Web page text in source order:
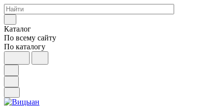
Каталог
По всему сайту
По каталогу